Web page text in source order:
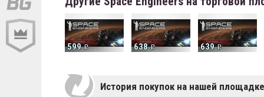
599 638 639
История покупок на нашей площадке